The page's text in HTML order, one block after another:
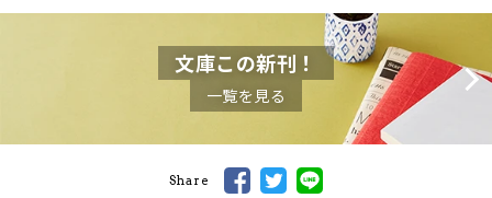
文庫この新刊！
一覧を見る
Share